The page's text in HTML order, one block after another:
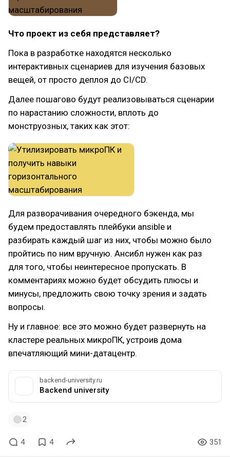
Что проект из себя представляет?
Пока в разработке находятся несколько
интерактивных сценариев для изучения базовых
вещей, от просто деплоя до CI/CD.
Далее пошагово будут реализовываться сценарии
по нарастанию сложности, вплоть до
монструозных, таких как этот:
Для разворачивания очередного бэкенда, мы
будем предоставлять плейбуки ansible и
разбирать каждый шаг из них, чтобы можно было
пройтись по ним вручную. Ансибл нужен как раз
для того, чтобы неинтересное пропускать. В
комментариях можно будет обсудить плюсы и
минусы, предложить свою точку зрения и задать
вопросы.
Ну и главное: все это можно будет развернуть на
кластере реальных микроПК, устроив дома
впечатляющий мини-датацентр.
backend-university.ru
Backend university
2
4 4 351